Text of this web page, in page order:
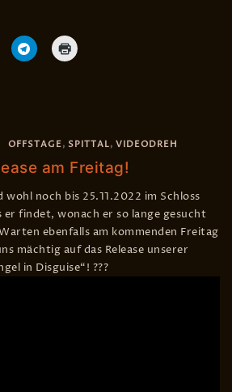
OFFSTAGE, SPITTAL, VIDEODREH
am Freitag!
wohl noch bis 25.11.2022 im Schloss
findet, wonach er so lange gesucht
ebenfalls am kommenden Freitag
mächtig auf das Release unserer
in Disguise“! ???